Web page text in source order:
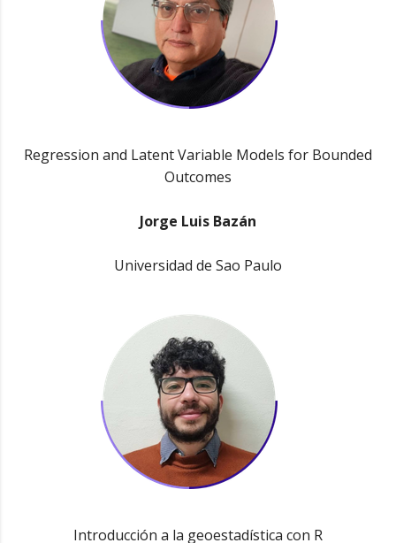
Regression and Latent Variable Models for Bounded
Outcomes
Jorge Luis Bazán
Universidad de Sao Paulo
Introducción a la geoestadística con R